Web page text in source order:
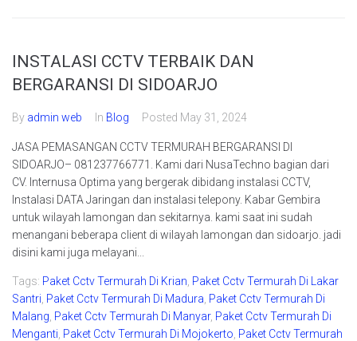
INSTALASI CCTV TERBAIK DAN
BERGARANSI DI SIDOARJO
By admin web In Blog Posted May 31, 2024
JASA PEMASANGAN CCTV TERMURAH BERGARANSI DI
SIDOARJO– 081237766771. Kami dari NusaTechno bagian dari
CV. Internusa Optima yang bergerak dibidang instalasi CCTV,
Instalasi DATA Jaringan dan instalasi telepony. Kabar Gembira
untuk wilayah lamongan dan sekitarnya. kami saat ini sudah
menangani beberapa client di wilayah lamongan dan sidoarjo. jadi
disini kami juga melayani...
Tags: Paket Cctv Termurah Di Krian Paket Cctv Termurah Di Lakar
Santri Paket Cctv Termurah Di Madura Paket Cctv Termurah Di
Malang Paket Cctv Termurah Di Manyar, Paket Cctv Termurah Di
Menganti Paket Cctv Termurah Di Mojokerto Paket Cctv Termurah